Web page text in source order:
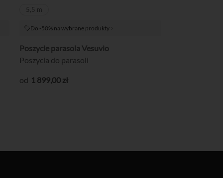
5,5 m
Do -50% na wybrane produkty
Poszycie parasola Vesuvio
Poszycia do parasoli
1 899,00 zł